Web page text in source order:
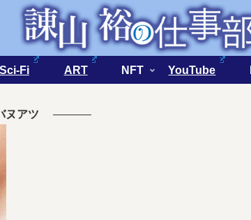
Sci-Fi ART NFT YouTube
ヌアツ